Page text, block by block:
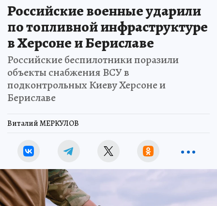
Российские военные ударили
по топливной инфраструктуре
в Херсоне и Бериславе
Российские беспилотники поразили
объекты снабжения ВСУ в
подконтрольных Киеву Херсоне и
Бериславе
Виталий МЕРКУЛОВ